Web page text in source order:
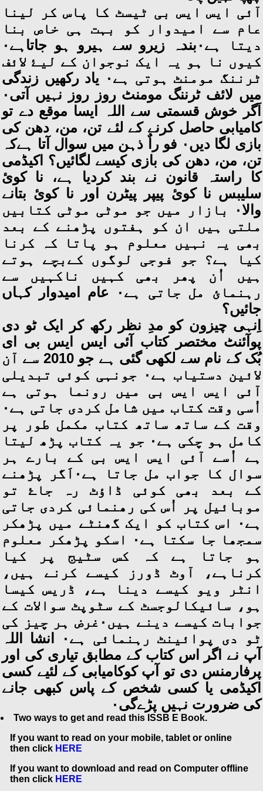
آئی ایس ایس بی ٹیسٹ کا پاس کر لینا
عام سے امیدوار کو بہت ہی خاص بنا
دیتا ہے۰بندہ زیرو سے ہیرو ہو جاتاہے۰
کیوں نا ہو یہ ایک نوجوان کے لیۓ لائف
ٹرننگ مومنٹ ہوتی ہے۰ یاد رکھیں زندگی
میں لائف ٹرننگ مومنٹ روز روز نہیں آتی۰
اَگر خوش قسمتی سے اللہ ایسا موقع دے تو
کامیابی حاصل کرنے کے لئے تن، من، دھن کی
بازی لگا دیں۰ فو راٌ ذہن میں سوال آتا ہےکہ
تن، من، دھن کی بازی کیسے لگائیں؟ اکیڈمی
کا راستہ قانون نے بند کردیا ہے، نا کوئ
سلیبس نا کوئ پیپر پیٹرن اور نا کوئ بتانے
والا۰ بازار میں جو موٹی موٹی کتابیں
ملتی ہیں ان کو ہفتوں پڑھنے کے بعد
بھی یہ نہیں معلوم ہو پاتا کہ کرنا
کیا ہے؟ جو فوجی لوگوں کےبچے ہوتے
ہیں اُن پھر بھی کہیں ناکہیں سے
رہنمائ مل جاتی ہے۰ عام امیدوار کہاں
جائیں؟
اِنہی چیزون کو مدِ نظر رکھ کر ایک ٹو دی
پوآئنٹ مختصر کتاب آئی ایس ایس بی ای
بُک کے نام سے لکھی گئی ہے جو 2010 سے آن
لائین دستیاب ہے۰ جونہی کوئی تبدیلی
آئی ایس ایس بی میں رونما ہوتی ہے
اُسی وقت کتاب میں شامل کردی جاتی ہے۰
وقت کے ساتھ ساتھ کتاب مکمل طور پر
کامل ہو چکی ہے۰ جو یہ کتاب پڑھ لیتا
ہے اُسے آئی ایس ایس بی کے بارے ہر
سوال کا جواب مل جاتا ہے۰اَگر پڑھنے
کے بعد بھی کوئی ڈاؤٹ رہ جاۓ تو
موبائیل پر اُس کی رھنمائی کردی جاتی
ہے۰ اس کتاب کو ایک گھنٹے میں پڑھکر
سمجھا جا سکتا ہے۰ اسکو پڑھکر معلوم
ہو جاتا ہے کہ کس سٹیج پر کیا
کرناہے، آوٹ ڈورز کیسے کرنے ہیں،
انٹر ویو کیسے دینا ہے، ڈریس کیسا
ہو، سائیکالوجسٹ کے سٹوپٹ سوالات کے
جوابات کیسے دینے ہیں۰غرض ہر چیز کی
ٹو دی پوائینٹ رہنمائی ہے۰ انشا اللہ
آپ نے اگر اس کتاب کے مطابق تیاری کی اور
پرفارمنس دی تو آپ کوکامیابی کے لئیے کسی
اکیڈمی یا کسی شخص کے پاس کبھی جانے
کی ضرورت نہیں پڑےگی۰
Two ways to get and read this ISSB E Book.
If you want to read on your mobile, tablet or online
then click HERE
If you want to download and read on Computer offline
then click HERE